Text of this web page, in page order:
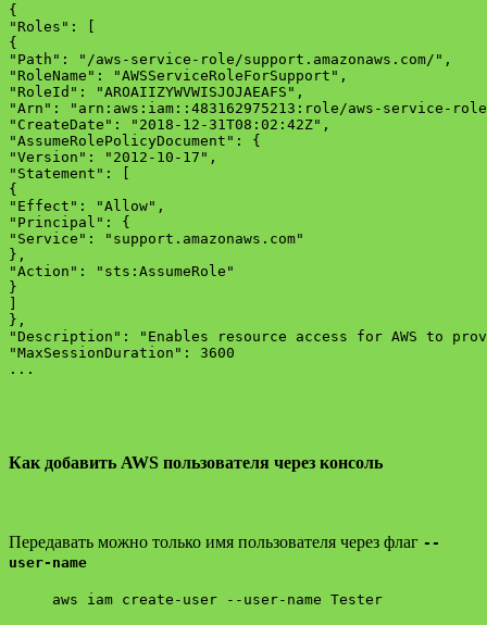
{
"Roles": [
{
"Path": "/aws-service-role/support.amazonaws.com/",
"RoleName": "AWSServiceRoleForSupport",
"RoleId": "AROAIIZYWVWISJOJAEAFS",
"Arn": "arn:aws:iam::483162975213:role/aws-service-role/
"CreateDate": "2018-12-31T08:02:42Z",
"AssumeRolePolicyDocument": {
"Version": "2012-10-17",
"Statement": [
{
"Effect": "Allow",
"Principal": {
"Service": "support.amazonaws.com"
},
"Action": "sts:AssumeRole"
}
]
},
"Description": "Enables resource access for AWS to
"MaxSessionDuration": 3600
...
Как добавить AWS пользователя через консоль
Передавать можно только имя пользователя через флаг --
user-name
aws iam create-user --user-name Tester